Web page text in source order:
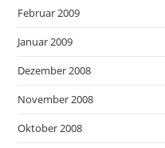
Februar 2009
Januar 2009
Dezember 2008
November 2008
Oktober 2008